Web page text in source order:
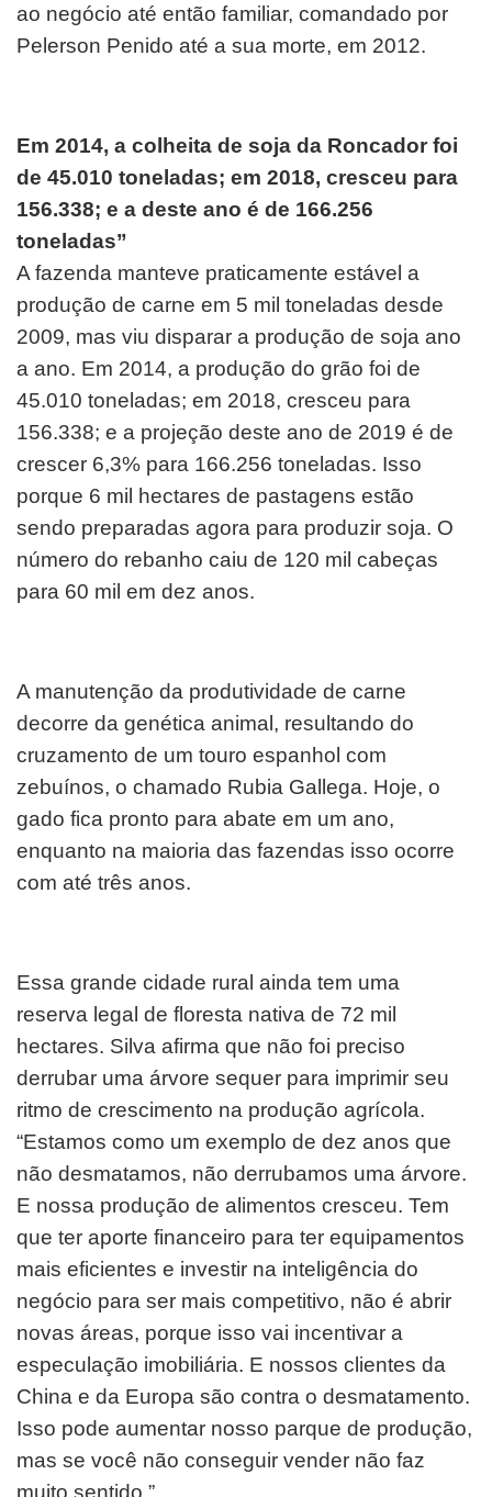
ao negócio até então familiar, comandado por
Pelerson Penido até a sua morte, em 2012.
Em 2014, a colheita de soja da Roncador foi
de 45.010 toneladas; em 2018, cresceu para
156.338; e a deste ano é de 166.256
toneladas”
A fazenda manteve praticamente estável a
produção de carne em 5 mil toneladas desde
2009, mas viu disparar a produção de soja ano
a ano. Em 2014, a produção do grão foi de
45.010 toneladas; em 2018, cresceu para
156.338; e a projeção deste ano de 2019 é de
crescer 6,3% para 166.256 toneladas. Isso
porque 6 mil hectares de pastagens estão
sendo preparadas agora para produzir soja. O
número do rebanho caiu de 120 mil cabeças
para 60 mil em dez anos.
A manutenção da produtividade de carne
decorre da genética animal, resultando do
cruzamento de um touro espanhol com
zebuínos, o chamado Rubia Gallega. Hoje, o
gado fica pronto para abate em um ano,
enquanto na maioria das fazendas isso ocorre
com até três anos.
Essa grande cidade rural ainda tem uma
reserva legal de floresta nativa de 72 mil
hectares. Silva afirma que não foi preciso
derrubar uma árvore sequer para imprimir seu
ritmo de crescimento na produção agrícola.
“Estamos como um exemplo de dez anos que
não desmatamos, não derrubamos uma árvore.
E nossa produção de alimentos cresceu. Tem
que ter aporte financeiro para ter equipamentos
mais eficientes e investir na inteligência do
negócio para ser mais competitivo, não é abrir
novas áreas, porque isso vai incentivar a
especulação imobiliária. E nossos clientes da
China e da Europa são contra o desmatamento.
Isso pode aumentar nosso parque de produção,
mas se você não conseguir vender não faz
muito sentido.”